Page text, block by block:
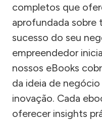
completos que
aprofundada sobre
sucesso do seu
empreendedor
nossos eBooks
da ideia de
inovação. Cada
oferecer insights